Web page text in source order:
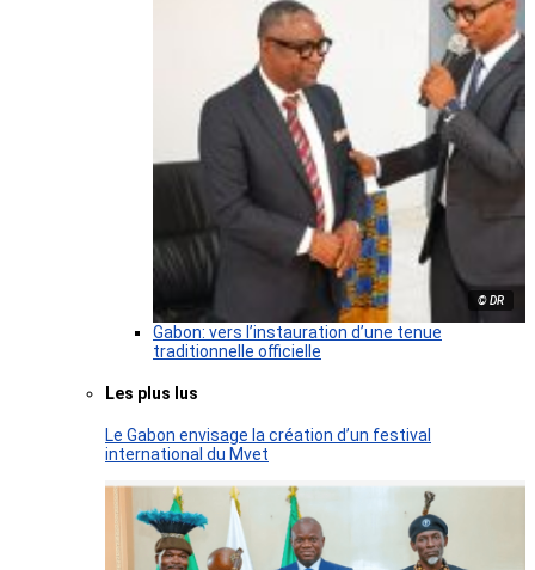
© DR
Gabon: vers l’instauration d’une tenue
traditionnelle officielle
Les plus lus
Le Gabon envisage la création d’un festival
international du Mvet